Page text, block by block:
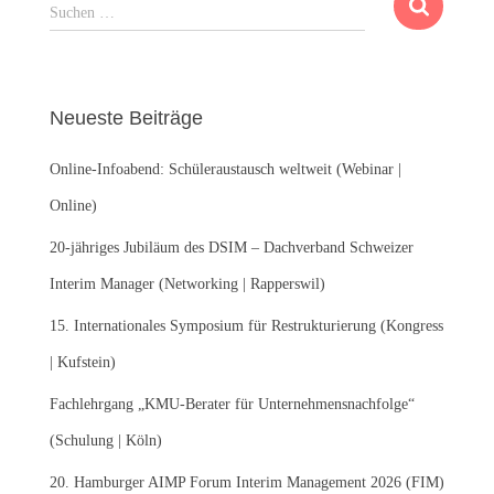
u
n
a
c
:
Suchen …
Neueste Beiträge
Online-Infoabend: Schüleraustausch weltweit (Webinar |
Online)
20-jähriges Jubiläum des DSIM – Dachverband Schweizer
Interim Manager (Networking | Rapperswil)
15. Internationales Symposium für Restrukturierung (Kongress
| Kufstein)
Fachlehrgang „KMU-Berater für Unternehmensnachfolge“
(Schulung | Köln)
20. Hamburger AIMP Forum Interim Management 2026 (FIM)